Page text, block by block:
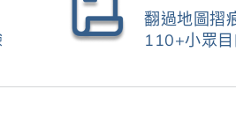
翻過地圖摺
110+小眾